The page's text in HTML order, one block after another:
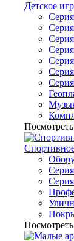
Детское